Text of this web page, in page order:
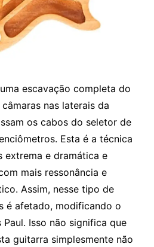
escavação completa do
nas laterais da
os cabos do seletor de
Esta é a técnica
extrema e dramática e
mais ressonância e
Assim, nesse tipo de
​​é afetado, modificando o
Isso não significa que
guitarra simplesmente não